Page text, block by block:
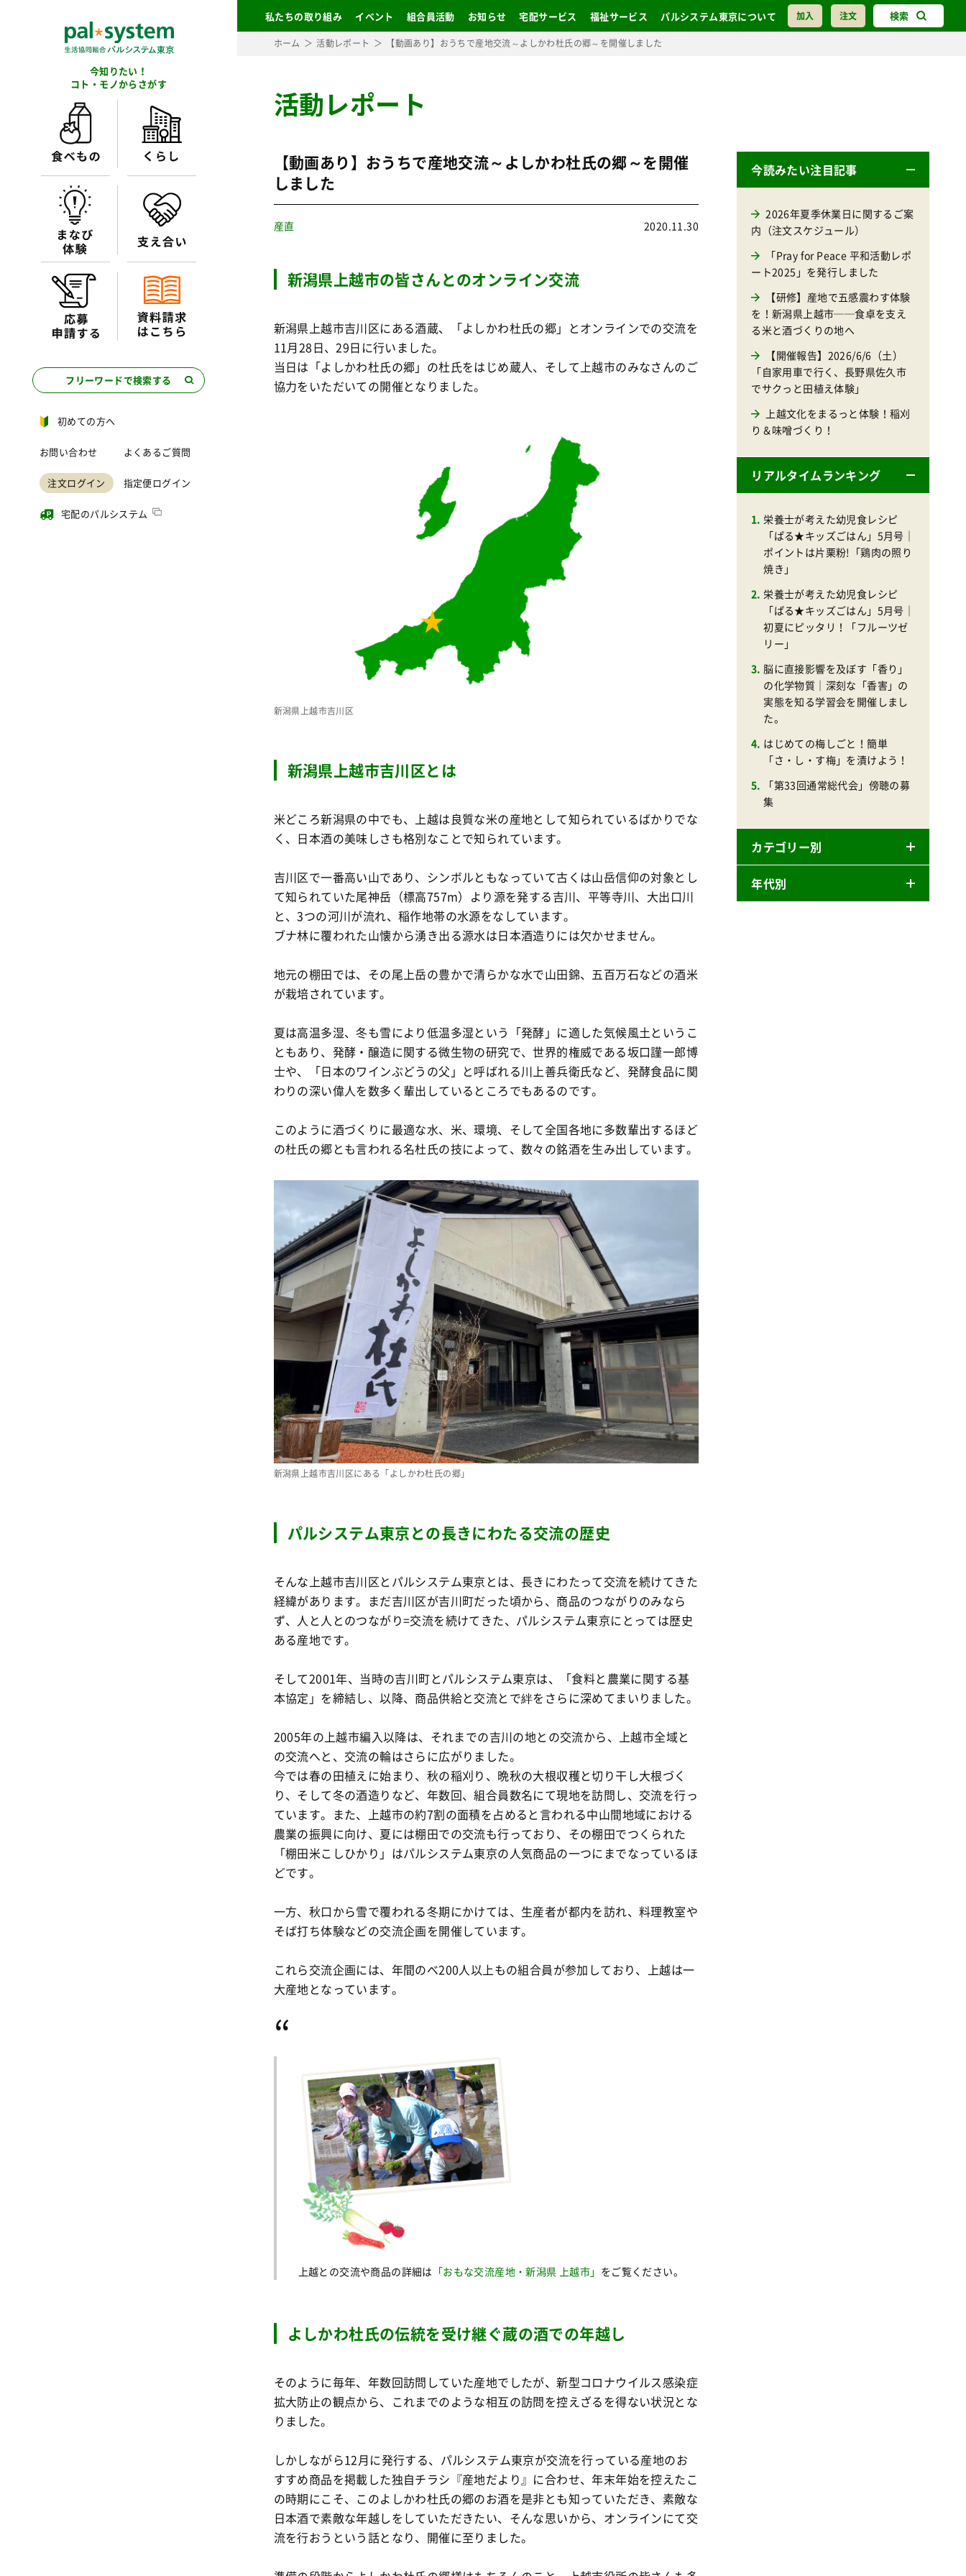
加入 注文 検索
私たちの取り組み イベント 組合員活動 お知らせ 宅配サービス 福祉サービス パルシステム東京について
今知りたい！
コト・モノからさがす
フリーワードで検索する
初めての方へ
お問い合わせ よくあるご質問
注文ログイン 指定便ログイン
宅配のパルシステム
ホーム 活動レポート 【動画あり】おうちで産地交流～よしかわ杜氏の郷～を開催しました
活動レポート
【動画あり】おうちで産地交流～よしかわ杜氏の郷～を開催
しました
産直 2020.11.30
新潟県上越市の皆さんとのオンライン交流
新潟県上越市吉川区にある酒蔵、「よしかわ杜氏の郷」とオンラインでの交流を
11月28日、29日に行いました。
当日は「よしかわ杜氏の郷」の杜氏をはじめ蔵人、そして上越市のみなさんのご
協力をいただいての開催となりました。
新潟県上越市吉川区
新潟県上越市吉川区とは
米どころ新潟県の中でも、上越は良質な米の産地として知られているばかりでな
く、日本酒の美味しさも格別なことで知られています。
吉川区で一番高い山であり、シンボルともなっていて古くは山岳信仰の対象とし
て知られていた尾神岳（標高757m）より源を発する吉川、平等寺川、大出口川
と、3つの河川が流れ、稲作地帯の水源をなしています。
ブナ林に覆われた山懐から湧き出る源水は日本酒造りには欠かせません。
地元の棚田では、その尾上岳の豊かで清らかな水で山田錦、五百万石などの酒米
が栽培されています。
夏は高温多湿、冬も雪により低温多湿という「発酵」に適した気候風土というこ
ともあり、発酵・醸造に関する微生物の研究で、世界的権威である坂口謹一郎博
士や、「日本のワインぶどうの父」と呼ばれる川上善兵衛氏など、発酵食品に関
わりの深い偉人を数多く輩出しているところでもあるのです。
このように酒づくりに最適な水、米、環境、そして全国各地に多数輩出するほど
の杜氏の郷とも言われる名杜氏の技によって、数々の銘酒を生み出しています。
新潟県上越市吉川区にある「よしかわ杜氏の郷」
パルシステム東京との長きにわたる交流の歴史
そんな上越市吉川区とパルシステム東京とは、長きにわたって交流を続けてきた
経緯があります。まだ吉川区が吉川町だった頃から、商品のつながりのみなら
ず、人と人とのつながり=交流を続けてきた、パルシステム東京にとっては歴史
ある産地です。
そして2001年、当時の吉川町とパルシステム東京は、「食料と農業に関する基
本協定」を締結し、以降、商品供給と交流とで絆をさらに深めてまいりました。
2005年の上越市編入以降は、それまでの吉川の地との交流から、上越市全域と
の交流へと、交流の輪はさらに広がりました。
今では春の田植えに始まり、秋の稲刈り、晩秋の大根収穫と切り干し大根づく
り、そして冬の酒造りなど、年数回、組合員数名にて現地を訪問し、交流を行っ
ています。また、上越市の約7割の面積を占めると言われる中山間地域における
農業の振興に向け、夏には棚田での交流も行っており、その棚田でつくられた
「棚田米こしひかり」はパルシステム東京の人気商品の一つにまでなっているほ
どです。
一方、秋口から雪で覆われる冬期にかけては、生産者が都内を訪れ、料理教室や
そば打ち体験などの交流企画を開催しています。
これら交流企画には、年間のべ200人以上もの組合員が参加しており、上越は一
大産地となっています。
上越との交流や商品の詳細は 「おもな交流産地・新潟県 上越市」 をご覧ください。
よしかわ杜氏の伝統を受け継ぐ蔵の酒での年越し
そのように毎年、年数回訪問していた産地でしたが、新型コロナウイルス感染症
拡大防止の観点から、これまでのような相互の訪問を控えざるを得ない状況とな
りました。
しかしながら12月に発行する、パルシステム東京が交流を行っている産地のお
すすめ商品を掲載した独自チラシ『産地だより』に合わせ、年末年始を控えたこ
の時期にこそ、このよしかわ杜氏の郷のお酒を是非とも知っていただき、素敵な
日本酒で素敵な年越しをしていただきたい、そんな思いから、オンラインにて交
流を行おうという話となり、開催に至りました。
今読みたい注目記事
2026年夏季休業日に関するご案
内（注文スケジュール）
「Pray for Peace 平和活動レポ
ート2025」を発行しました
【研修】産地で五感震わす体験
を！新潟県上越市──食卓を支え
る米と酒づくりの地へ
【開催報告】2026/6/6（土）
「自家用車で行く、長野県佐久市
でサクっと田植え体験」
上越文化をまるっと体験！稲刈
り＆味噌づくり！
リアルタイムランキング
栄養士が考えた幼児食レシピ
「ぱる★キッズごはん」5月号｜
ポイントは片栗粉!「鶏肉の照り
焼き」
栄養士が考えた幼児食レシピ
「ぱる★キッズごはん」5月号｜
初夏にピッタリ！「フルーツゼ
リー」
脳に直接影響を及ぼす「香り」
の化学物質｜深刻な「香害」の
実態を知る学習会を開催しまし
た。
はじめての梅しごと！簡単
「さ・し・す梅」を漬けよう！
「第33回通常総代会」傍聴の募
集
カテゴリー別
ニュースリリース
年代別